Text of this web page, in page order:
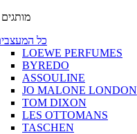
מותגים
כל
LOEWE PERFUMES
BYREDO
ASSOULINE
JO MALONE LONDON
TOM DIXON
LES OTTOMANS
TASCHEN